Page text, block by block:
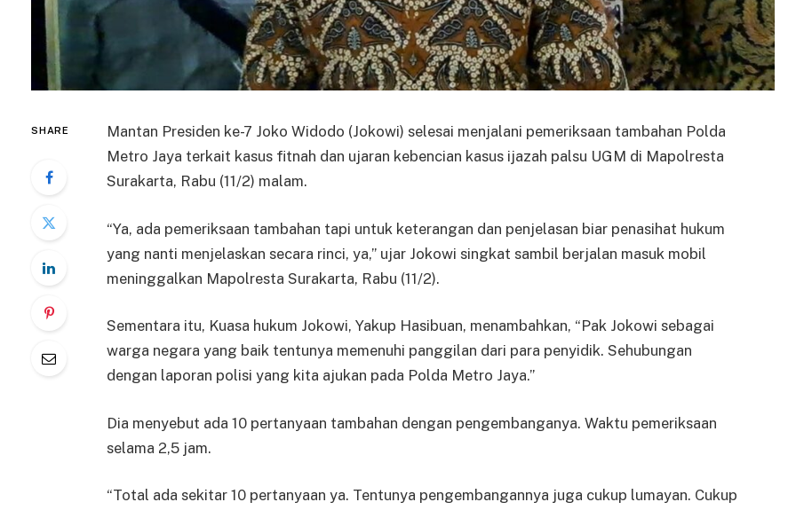
SHARE
Mantan Presiden ke-7 Joko Widodo (Jokowi) selesai menjalani pemeriksaan tambahan Polda
Metro Jaya terkait kasus fitnah dan ujaran kebencian kasus ijazah palsu UGM di Mapolresta
Surakarta, Rabu (11/2) malam.
“Ya, ada pemeriksaan tambahan tapi untuk keterangan dan penjelasan biar penasihat hukum
yang nanti menjelaskan secara rinci, ya,” ujar Jokowi singkat sambil berjalan masuk mobil
meninggalkan Mapolresta Surakarta, Rabu (11/2).
Sementara itu, Kuasa hukum Jokowi, Yakup Hasibuan, menambahkan, “Pak Jokowi sebagai
warga negara yang baik tentunya memenuhi panggilan dari para penyidik. Sehubungan
dengan laporan polisi yang kita ajukan pada Polda Metro Jaya.”
Dia menyebut ada 10 pertanyaan tambahan dengan pengembanganya. Waktu pemeriksaan
selama 2,5 jam.
“Total ada sekitar 10 pertanyaan ya. Tentunya pengembangannya juga cukup lumayan. Cukup